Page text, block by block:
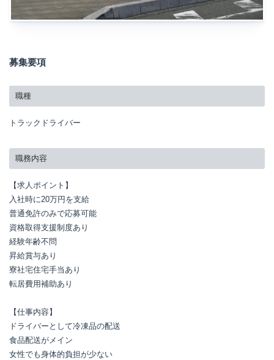
募集要項
職種
トラックドライバー
職務内容
【求人ポイント】
入社時に20万円を支給
普通免許のみで応募可能
資格取得支援制度あり
経験年齢不問
昇給賞与あり
寮社宅住宅手当あり
転居費用補助あり
【仕事内容】
ドライバーとして冷凍品の配送
食品配送がメイン
女性でも身体的負担が少ない